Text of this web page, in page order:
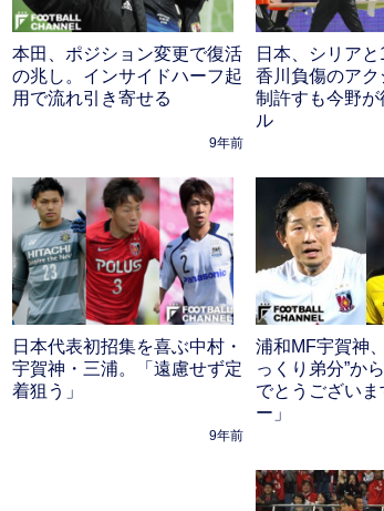
本田、ポジション変更で復活
の兆し。インサイドハーフ起
用で流れ引き寄せる
9年前
日本、シリアと
香川負傷のア
制許すも今野
ル
日本代表初招集を喜ぶ中村・
宇賀神・三浦。「遠慮せず定
着狙う」
9年前
浦和MF宇賀神
っくり弟分”か
でとうござい
ー」